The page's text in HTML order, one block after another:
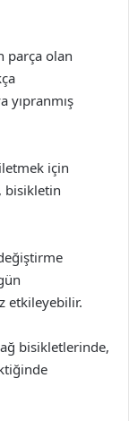
parça olan
yıpranmış
için
bisikletin
etkileyebilir.
bisikletlerinde,